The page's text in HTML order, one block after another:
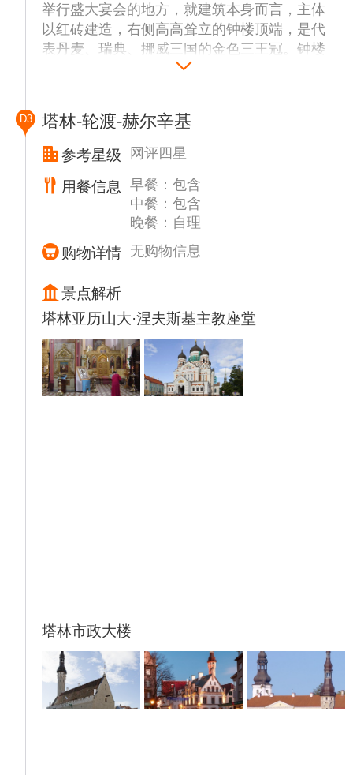
举行盛大宴会的地方，就建筑本身而言，主体
以红砖建造，右侧高高耸立的钟楼顶端，是代
表丹麦、瑞典、挪威三国的金色三王冠。钟楼
内则设有以艺术品展览为主的博物馆。
今，这里是瑞典国王办公和举行庆典的地方，
同时也是斯德哥尔摩的主要旅游景点。城内有
中世纪小巷、圆石街道和古式建筑，深受北日
耳曼式风格影响。
【斯德哥尔摩皇家卫兵换岗仪式】：在斯德哥
尔摩老城中心的瑞典王宫广场，每天上演着一
场传承数百年的庄严盛典。这场仪式始于
1523年，由当时的国王古斯塔夫三世亲手创
立，旨在彰显王室威严与国家形象。五百年
来，即便历经王朝更迭与战火，仪式也未曾中
断，至今已成为瑞典一张享誉世界的国家名
片，每年吸引超过80万观众前来观看。
仪式不仅是简单的岗位交接，更是瑞典历史、
军事传统与民族精神的集中展现。卫兵们身着
里你可以欣赏到不同风格的绘画，雕塑以及各
式各样的艺术表现手法。
【过夜游轮】（含餐）,晚间乘坐游轮前往图
尔库，搭乘游轮是游览北欧的绝佳方式，还能
体验游轮丰盛北欧式自助大餐。游轮内设有舒
D3 塔林-轮渡-赫尔辛基
参考星级 网评四星
用餐信息
早餐：包含
中餐：包含
晚餐：自理
购物详情 无购物信息
景点解析
塔林亚历山大·涅夫斯基主教座堂
塔林市政大楼